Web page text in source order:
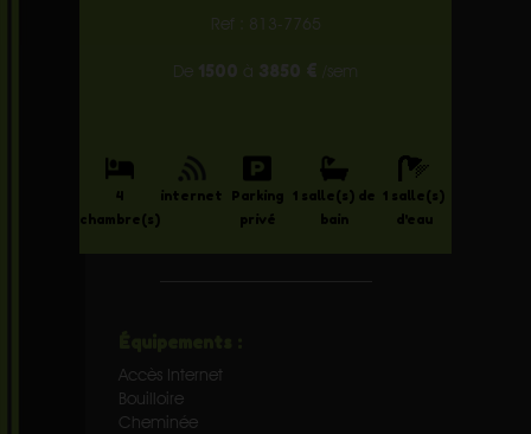
Ref : 813-7765
De 1500 à 3850 € /sem
4
chambre(s)
internet
Parking
privé
1 salle(s) de
bain
1 salle(s)
d'eau
Accès Internet
Bouilloire
Cheminée